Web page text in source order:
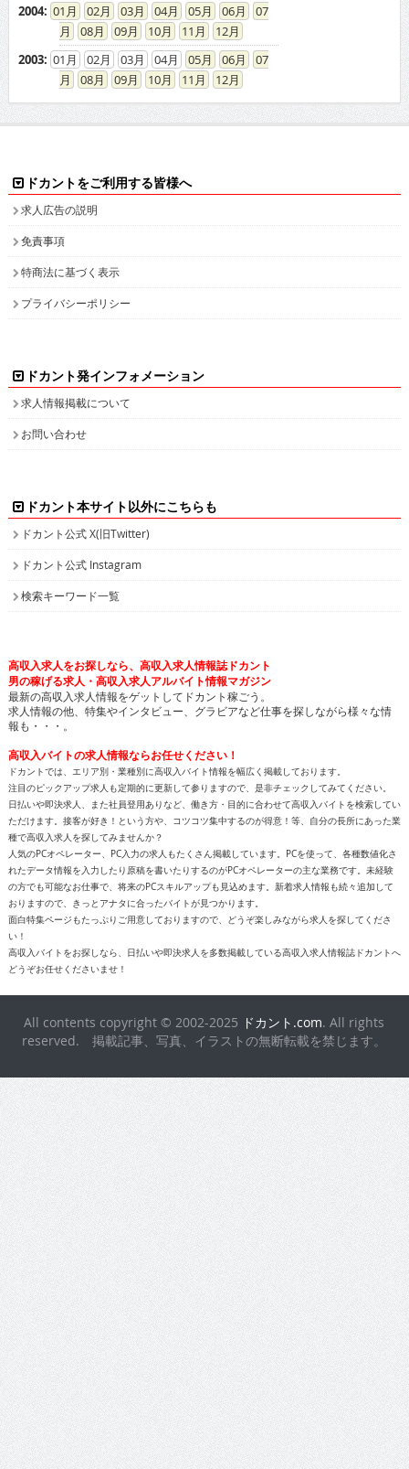
2004: 01 02 03 04 05 06
07
08
09 10 11
12
2003: 01 02 03 04 05 06
07
08
09 10 11 12
ドカントをご利用する皆様へ
求人広告の説明
免責事項
特商法に基づく表示
プライバシーポリシー
ドカント発インフォメーション
求人情報掲載について
お問い合わせ
ドカント本サイト以外にこちらも
ドカント公式 X(旧Twitter)
ドカント公式 Instagram
検索キーワード一覧
高収入求人をお探しなら、高収入求人情報誌ドカント
男の稼げる求人・高収入求人アルバイト情報マガジン
最新の高収入求人情報をゲットしてドカント稼ごう。
求人情報の他、特集やインタビュー、グラビアなど仕事を探しながら様々な情
報も・・・。
高収入バイトの求人情報ならお任せください！
ドカントでは、エリア別・業種別に高収入バイト情報を幅広く掲載しております。
注目のピックアップ求人も定期的に更新して参りますので、是非チェックしてみてください。
日払いや即決求人、また社員登用ありなど、働き方・目的に合わせて高収入バイトを検索してい
ただけます。接客が好き！という方や、コツコツ集中するのが得意！等、自分の長所にあった業
種で高収入求人を探してみませんか？
人気のPCオペレーター、PC入力の求人もたくさん掲載しています。PCを使って、各種数値化さ
れたデータ情報を入力したり原稿を書いたりするのがPCオペレーターの主な業務です。未経験
の方でも可能なお仕事で、将来のPCスキルアップも見込めます。新着求人情報も続々追加して
おりますので、きっとアナタに合ったバイトが見つかります。
面白特集ページもたっぷりご用意しておりますので、どうぞ楽しみながら求人を探してくださ
い！
高収入バイトをお探しなら、日払いや即決求人を多数掲載している高収入求人情報誌ドカントへ
どうぞお任せくださいませ！
All contents copyright © 2002-2025 ドカント.com. All rights
reserved. 掲載記事、写真、イラストの無断転載を禁じます。